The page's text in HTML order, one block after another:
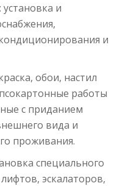
и
и
обои, настил
работы
с приданием
вида и
проживания.
специального
эскалаторов,